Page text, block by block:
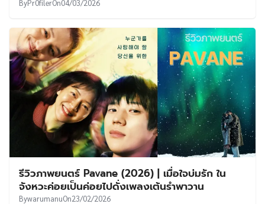
ByPr0filerOn04/03/2026
รีวิวภาพยนตร์ Pavane (2026) | เมื่อใจบ่มรัก ใน
จังหวะค่อยเป็นค่อยไปดั่งเพลงเต้นรำพาวาน
BywarumanuOn23/02/2026